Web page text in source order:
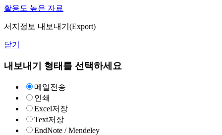
활용도 높은 자료
서지정보 내보내기(Export)
닫기
내보내기 형태를 선택하세요
메일전송
인쇄
Excel저장
Text저장
EndNote / Mendeley